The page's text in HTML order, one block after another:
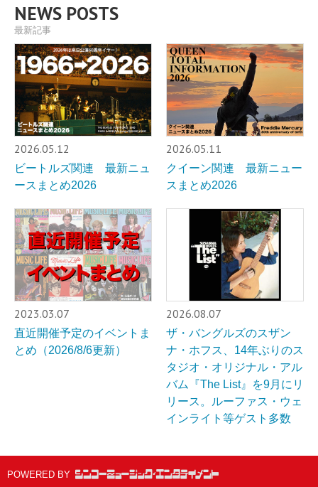
NEWS POSTS
最新記事
2026.05.12
ビートルズ関連 最新ニュ
ースまとめ2026
2026.05.11
クイーン関連 最新ニュー
スまとめ2026
2023.03.07
直近開催予定のイベントま
とめ（2026/8/6更新）
2026.08.07
ザ・バングルズのスザン
ナ・ホフス、14年ぶりのス
タジオ・オリジナル・アル
バム『The List』を9月にリ
リース。ルーファス・ウェ
インライト等ゲスト多数
POWERED BY